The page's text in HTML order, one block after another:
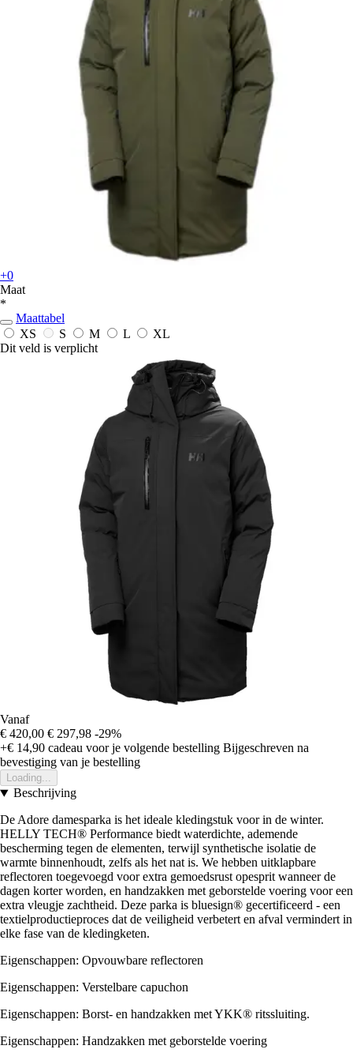
+0
Maat
*
Maattabel
XS
S M L
XL
Dit veld is verplicht
Vanaf
€ 420,00 € 297,98 -29%
+€ 14,90 cadeau voor je volgende bestelling Bijgeschreven na
bevestiging van je bestelling
Loading...
Beschrijving
De Adore damesparka is het ideale kledingstuk voor in de winter.
HELLY TECH® Performance biedt waterdichte, ademende
bescherming tegen de elementen, terwijl synthetische isolatie de
warmte binnenhoudt, zelfs als het nat is. We hebben uitklapbare
reflectoren toegevoegd voor extra gemoedsrust opesprit wanneer de
dagen korter worden, en handzakken met geborstelde voering voor een
extra vleugje zachtheid. Deze parka is bluesign® gecertificeerd - een
textielproductieproces dat de veiligheid verbetert en afval vermindert in
elke fase van de kledingketen.
Eigenschappen: Opvouwbare reflectoren
Eigenschappen: Verstelbare capuchon
Eigenschappen: Borst- en handzakken met YKK® ritssluiting.
Eigenschappen: Handzakken met geborstelde voering